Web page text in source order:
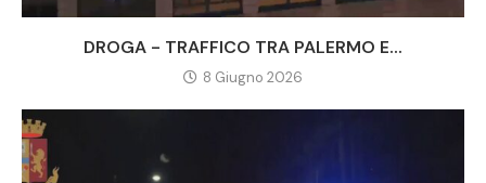
DROGA - TRAFFICO TRA PALERMO E...
8 Giugno 2026